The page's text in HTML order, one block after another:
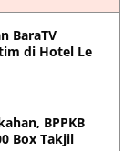
BaraTV
di Hotel Le
BPPKB
Box Takjil